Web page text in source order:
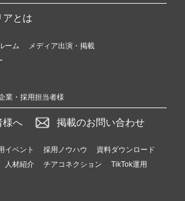
アとは
ーム
メディア出演・掲載
業・採用担当者様
様へ 掲載のお問い合わせ
イベント 採用ノウハウ
資料ダウンロード
人材紹介 チアコネクション
TikTok運用